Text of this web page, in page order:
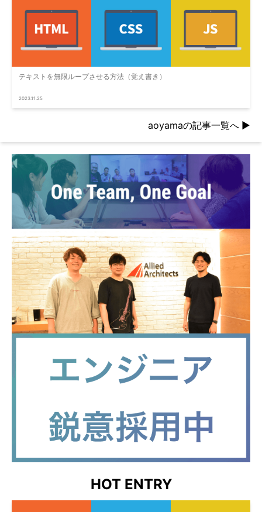
テキストを無限ループさせる方法（覚え書き）
2023.11.25
aoyamaの記事一覧へ ▶︎
HOT ENTRY